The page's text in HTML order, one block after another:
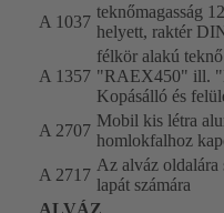
A 1037
teknőmagasság
helyett, raktér
A 1357
félkör alakú
"RAEX450" ill.
Kopásálló és
A 2707
Mobil kis létra
homlokfalhoz
A 2717
Az alváz oldalára
lapát számára
ALVÁZ